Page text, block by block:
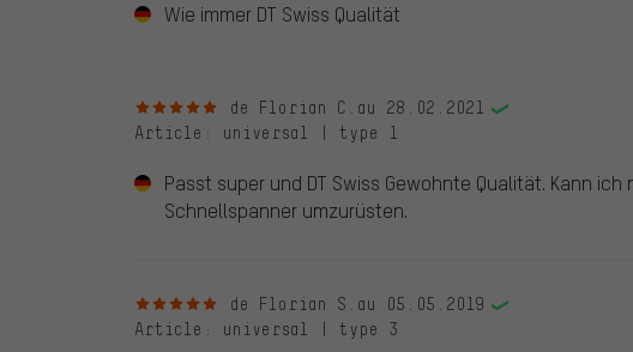
Wie immer DT Swiss Qualität
5 sur 5 étoilesde Florian C. au 28.02.2021
Article : universal | type 1
Passt super und DT Swiss Gewohnte Qualität. Kann
Schnellspanner umzurüsten.
5 sur 5 étoilesde Florian S. au 05.05.2019
Article : universal | type 3